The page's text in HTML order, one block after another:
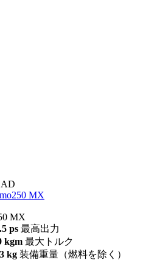
MX
MX
ps 最高出力
kgm 最大トルク
kg 装備重量（燃料を除く）